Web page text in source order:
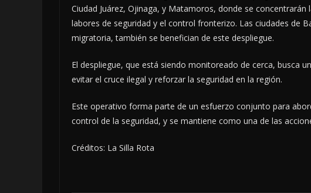
Ciudad Juárez, Ojinaga, y Matamoros, donde se
labores de seguridad y el control fronterizo. Las ciudades de
migratoria, también se benefician de este despliegue.
El despliegue, que está siendo monitoreado de cerca, busca
evitar el cruce ilegal y reforzar la seguridad en la región.
Este operativo forma parte de un esfuerzo conjunto para
control de la seguridad, y se mantiene como una de las
Créditos: La Silla Rota